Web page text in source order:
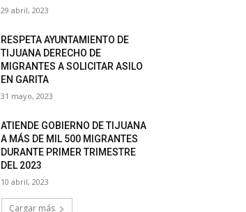
29 abril, 2023
RESPETA AYUNTAMIENTO DE
TIJUANA DERECHO DE
MIGRANTES A SOLICITAR ASILO
EN GARITA
31 mayo, 2023
ATIENDE GOBIERNO DE TIJUANA
A MÁS DE MIL 500 MIGRANTES
DURANTE PRIMER TRIMESTRE
DEL 2023
10 abril, 2023
Cargar más